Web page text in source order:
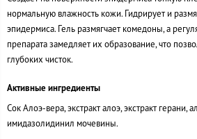
нормальную влажность кожи. Гидрирует и
эпидермиса. Гель размягчает комедоны, а
препарата замедляет их образование, что
глубоких чисток.
Активные ингредиенты
Сок Алоэ-вера, экстракт алоэ, экстракт герани,
имидазолидинил мочевины.